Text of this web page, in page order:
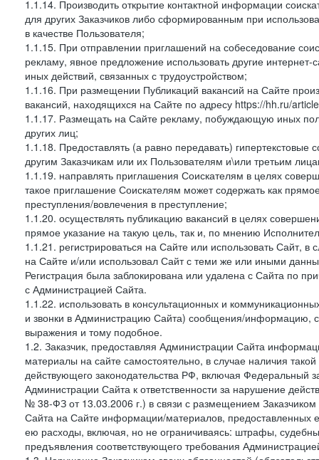
1.1.14. Производить открытие контактной информации
для других Заказчиков либо сформированным при
в качестве Пользователя;
1.1.15. При отправлении приглашений на собеседование
рекламу, явное предложение использовать другие
иных действий, связанных с трудоустройством;
1.1.16. При размещении Публикаций вакансий на Сайте
вакансий, находящихся на Сайте по адресу https://hh.ru/
1.1.17. Размещать на Сайте рекламу, побуждающую иных
других лиц;
1.1.18. Предоставлять (а равно передавать)
другим Заказчикам или их Пользователям и\или третьим
1.1.19. направлять приглашения Соискателям в целях
такое приглашение Соискателям может содержать как
преступления/вовлечения в преступление;
1.1.20. осуществлять публикацию вакансий в целях
прямое указание на такую цель, так и, по мнению
1.1.21. регистрироваться на Сайте или использовать Сайт,
на Сайте и/или использовал Сайт с теми же или иными
Регистрация была заблокирована или удалена с Сайта по
с Администрацией Сайта.
1.1.22. использовать в консультационных и
и звонки в Администрацию Сайта) сообщения/информацию,
выражения и тому подобное.
1.2. Заказчик, предоставляя Администрации Сайта
материалы на сайте самостоятельно, в случае наличия
действующего законодательства РФ, включая
Администрации Сайта к ответственности за нарушение
№ 38-ФЗ от 13.03.2006 г.) в связи с размещением
Сайта на Сайте информации/материалов, предоставленных
ею расходы, включая, но не ограничиваясь: штрафы,
предъявления соответствующего требования